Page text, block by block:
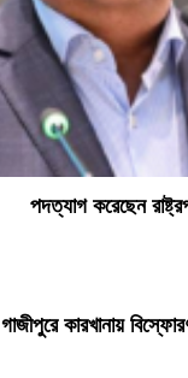
পদত্যাগ করেছেন
গাজীপুরে কারখানায়